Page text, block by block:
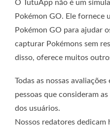
O TutuApp não é um
Pokémon GO. Ele fornece
Pokémon GO para ajudar
capturar Pokémons sem
disso, oferece muitos
Todas as nossas
pessoas que consideram
dos usuários.
Nossos redatores dedicam